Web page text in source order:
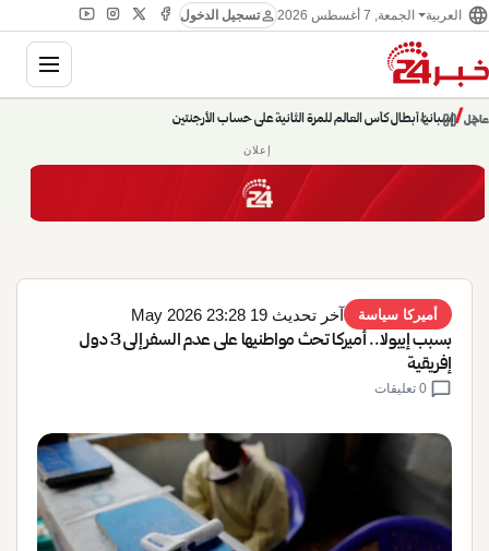
language العربية الجمعة, 7 أغسطس 2026 personتسجيل الدخول
عاجل/إسبانيا أبطال كأس العالم للمرة الثانية على حساب الأرجنتين
chevron_right
pause
chevron_left
إعلان
أميركا سياسة آخر تحديث 19 May 2026 23:28
بسبب إيبولا.. أميركا تحث مواطنيها على عدم السفر إلى 3 دول
إفريقية
chat_bubble